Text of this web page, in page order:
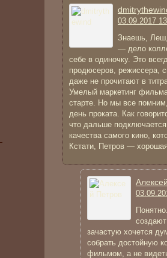
03.09.2017
Знаешь, Леш,
— дело
себе в одиночку. Это
продюсеров, режиссера,
даже не прочитают в
Умелый маркетинг
старте. Но мы все
день проката. Как
что дальше
качества самого кино,
Кстати, Петров —
зачастую хочется
собрать достойную
фильмом, а не